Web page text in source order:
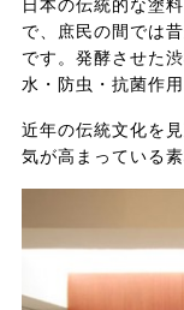
日本の伝統的な塗
で、庶民の間では
です。発酵させた
水・防虫・抗菌作
近年の伝統文化を
気が高まっている